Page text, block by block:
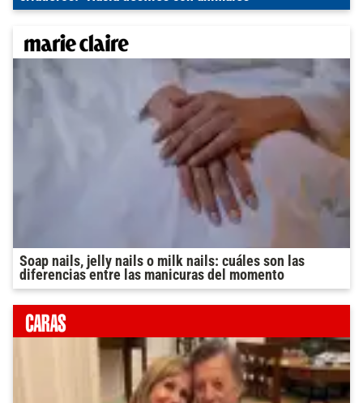
Soap nails, jelly nails o milk nails: cuáles son las
diferencias entre las manicuras del momento